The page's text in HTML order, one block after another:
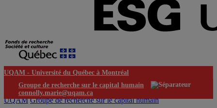
UQAM - Université du Québec à Montréal
Groupe de recherche sur le capital humain
connolly.marie@uqam.ca
UQAM Groupe de recherche sur le capital humain